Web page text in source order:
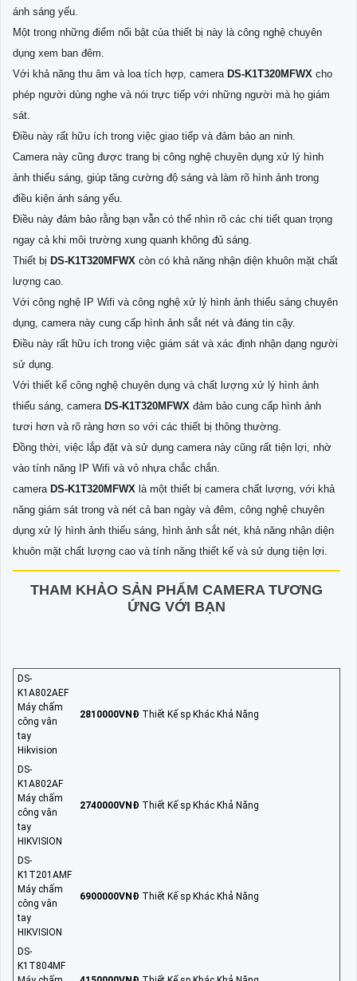
ánh sáng yếu.
Một trong những điểm nổi bật của thiết bị này là công nghệ chuyên
dụng xem ban đêm.
Với khả năng thu âm và loa tích hợp, camera DS-K1T320MFWX cho
phép người dùng nghe và nói trực tiếp với những người mà họ giám
sát.
Điều này rất hữu ích trong việc giao tiếp và đảm bảo an ninh.
Camera này cũng được trang bị công nghệ chuyên dụng xử lý hình
ảnh thiếu sáng, giúp tăng cường độ sáng và làm rõ hình ảnh trong
điều kiện ánh sáng yếu.
Điều này đảm bảo rằng bạn vẫn có thể nhìn rõ các chi tiết quan trọng
ngay cả khi môi trường xung quanh không đủ sáng.
Thiết bị DS-K1T320MFWX còn có khả năng nhận diện khuôn mặt chất
lượng cao.
Với công nghệ IP Wifi và công nghệ xử lý hình ảnh thiếu sáng chuyên
dụng, camera này cung cấp hình ảnh sắt nét và đáng tin cậy.
Điều này rất hữu ích trong việc giám sát và xác định nhận dạng người
sử dụng.
Với thiết kế công nghệ chuyên dụng và chất lượng xử lý hình ảnh
thiếu sáng, camera DS-K1T320MFWX đảm bảo cung cấp hình ảnh
tươi hơn và rõ ràng hơn so với các thiết bị thông thường.
Đồng thời, việc lắp đặt và sử dụng camera này cũng rất tiện lợi, nhờ
vào tính năng IP Wifi và vỏ nhựa chắc chắn.
camera DS-K1T320MFWX là một thiết bị camera chất lượng, với khả
năng giám sát trong và nét cả ban ngày và đêm, công nghệ chuyên
dụng xử lý hình ảnh thiếu sáng, hình ảnh sắt nét, khả năng nhận diện
khuôn mặt chất lượng cao và tính năng thiết kế và sử dụng tiện lợi.
THAM KHẢO SẢN PHẨM CAMERA TƯƠNG
ỨNG VỚI BẠN
DS-
K1A802AEF
Máy chấm
công vân
tay
Hikvision
2810000VNÐ Thiết Kế sp Khác Khả Năng
DS-
K1A802AF
Máy chấm
công vân
tay
HIKVISION
2740000VNÐ Thiết Kế sp Khác Khả Năng
DS-
K1T201AMF
Máy chấm
công vân
tay
HIKVISION
6900000VNÐ Thiết Kế sp Khác Khả Năng
DS-
K1T804MF